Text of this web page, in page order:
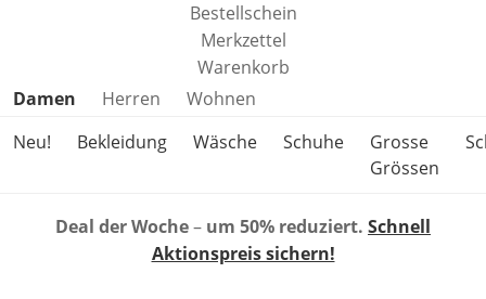
Bestellschein
Merkzettel
Warenkorb
Produktkategorien überspringen
Damen Herren
Wohnen
Neu!
Bekleidung Wäsche Schuhe
Grosse
Grössen
Deal der Woche– um 50% reduziert. Schnell
Aktionspreis sichern!